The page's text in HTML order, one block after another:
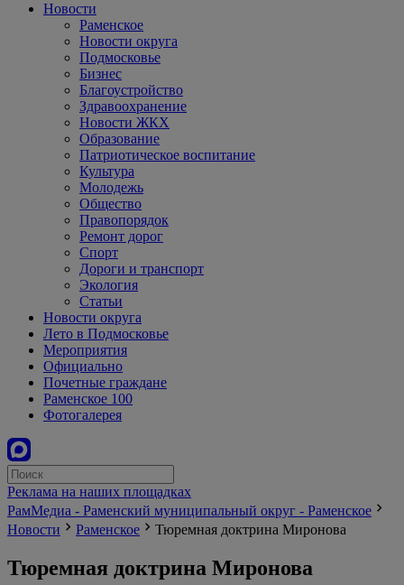
Новости
Раменское
Новости округа
Подмосковье
Бизнес
Благоустройство
Здравоохранение
Новости ЖКХ
Образование
Патриотическое воспитание
Культура
Молодежь
Общество
Правопорядок
Ремонт дорог
Спорт
Дороги и транспорт
Экология
Статьи
Новости округа
Лето в Подмосковье
Мероприятия
Официально
Почетные граждане
Раменское 100
Фотогалерея
Реклама на наших площадках
РамМедиа - Раменский муниципальный округ - Раменское
Новости
Раменское Тюремная доктрина Миронова
Тюремная доктрина Миронова